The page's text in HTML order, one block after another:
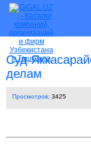
Суд
делам
Просмотров: 3425